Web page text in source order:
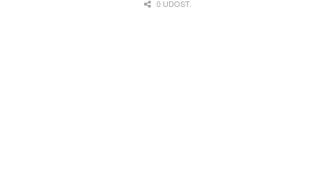
Kompetencji Przemysłu
0 UDOST.